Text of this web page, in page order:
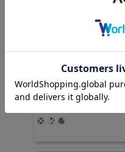
価格：12,980円(税込)